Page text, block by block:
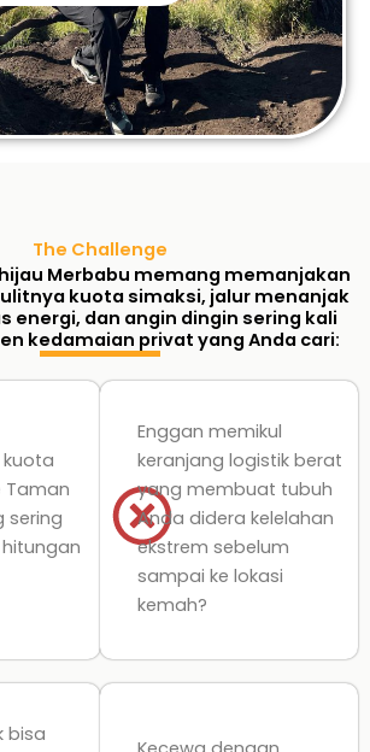
The Challenge
Merbabu memang memanjakan
kuota simaksi, jalur menanjak
energi, dan angin dingin sering kali
kedamaian privat yang Anda cari:
kuota
Taman
sering
Enggan memikul
keranjang logistik berat
yang membuat tubuh
Anda didera kelelahan
ekstrem sebelum
sampai ke lokasi
kemah?
bisa